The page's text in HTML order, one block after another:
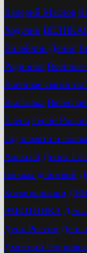
Валерий Маслов
Ходулин
Вилейчик Денис
Родионов Военные
Военные связисты
Выставка
Елена Герой
Год памяти и
Алексей Денис
боевых действий
Космонавтики
РАБОТНИКА День
День России День
Дмитрий